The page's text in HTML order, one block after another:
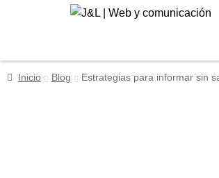
navegación
Inicio Blog Estrategias para informar sin